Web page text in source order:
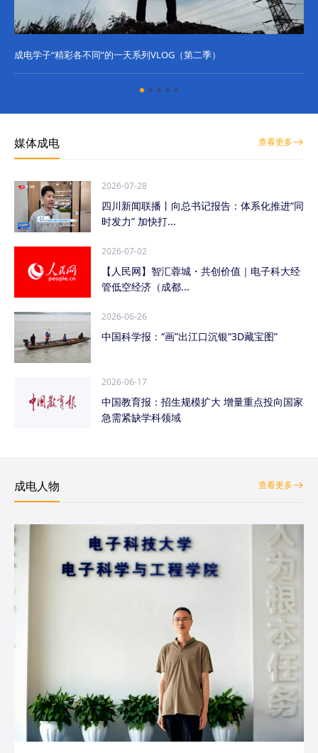
成电学子“精彩各不同”的一天系列VLOG（第二季）
媒体成电 查看更多
2026-07-28
四川新闻联播丨向总书记报告：体系化推进“同
时发力” 加快打...
2026-07-02
【人民网】智汇蓉城・共创价值｜电子科大经
管低空经济（成都...
2026-06-26
中国科学报：“画”出江口沉银“3D藏宝图”
2026-06-17
中国教育报：招生规模扩大 增量重点投向国家
急需紧缺学科领域
成电人物 查看更多